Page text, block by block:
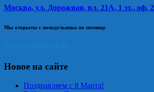
Москва, ул. Дорожная, вл. 21А, 1 эт., оф.
Мы открыты с понедельника по пятницу
Новое на сайте
Поздравляем с 8 Марта!